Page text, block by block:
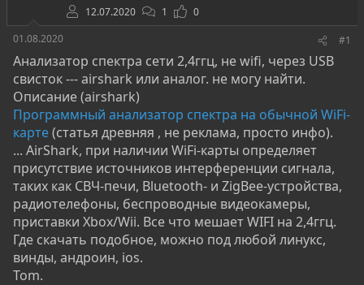
12.07.2020
1
0
01.08.2020
#1
Анализатор спектра сети 2,4ггц, не wifi, через USB
свисток --- airshark или аналог. не могу найти.
Описание (airshark)
Программный анализатор спектра на обычной WiFi-
карте(статья древняя , не реклама, просто инфо).
... AirShark, при наличии WiFi-карты определяет
присутствие источников интерференции сигнала,
таких как СВЧ-печи, Bluetooth- и ZigBee-устройства,
радиотелефоны, беспроводные видеокамеры,
приставки Xbox/Wii. Все что мешает WIFI на 2,4ггц.
Где скачать подобное, можно под любой линукс,
винды, андроин, ios.
Tom.